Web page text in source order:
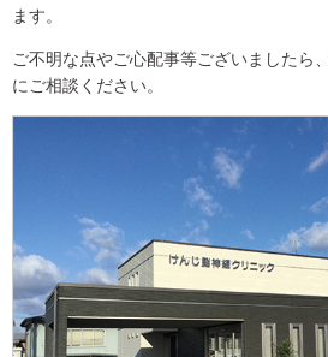
ます。
ご不明な点やご心配事等ございましたら
にご相談ください。